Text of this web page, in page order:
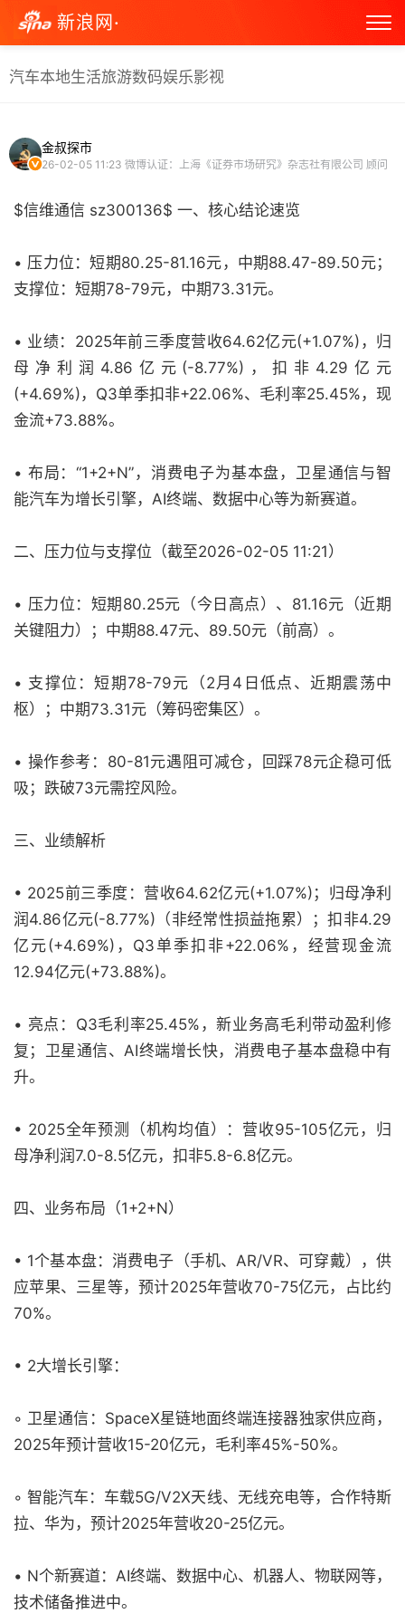
新浪网·
汽车本地生活旅游数码娱乐影视
金叔探市
26-02-05 11:23 微博认证：上海《证券市场研究》杂志社有限公司 顾问
$信维通信 sz300136$ 一、核心结论速览
• 压力位：短期80.25-81.16元，中期88.47-89.50元；
支撑位：短期78-79元，中期73.31元。
• 业绩：2025年前三季度营收64.62亿元(+1.07%)，归
母净利润4.86亿元(-8.77%)，扣非4.29亿元
(+4.69%)，Q3单季扣非+22.06%、毛利率25.45%，现
金流+73.88%。
• 布局：“1+2+N”，消费电子为基本盘，卫星通信与智
能汽车为增长引擎，AI终端、数据中心等为新赛道。
二、压力位与支撑位（截至2026-02-05 11:21）
• 压力位：短期80.25元（今日高点）、81.16元（近期
关键阻力）；中期88.47元、89.50元（前高）。
• 支撑位：短期78-79元（2月4日低点、近期震荡中
枢）；中期73.31元（筹码密集区）。
• 操作参考：80-81元遇阻可减仓，回踩78元企稳可低
吸；跌破73元需控风险。
三、业绩解析
• 2025前三季度：营收64.62亿元(+1.07%)；归母净利
润4.86亿元(-8.77%)（非经常性损益拖累）；扣非4.29
亿元(+4.69%)，Q3单季扣非+22.06%，经营现金流
12.94亿元(+73.88%)。
• 亮点：Q3毛利率25.45%，新业务高毛利带动盈利修
复；卫星通信、AI终端增长快，消费电子基本盘稳中有
升。
• 2025全年预测（机构均值）：营收95-105亿元，归
母净利润7.0-8.5亿元，扣非5.8-6.8亿元。
四、业务布局（1+2+N）
• 1个基本盘：消费电子（手机、AR/VR、可穿戴），供
应苹果、三星等，预计2025年营收70-75亿元，占比约
70%。
• 2大增长引擎：
◦ 卫星通信：SpaceX星链地面终端连接器独家供应商，
2025年预计营收15-20亿元，毛利率45%-50%。
◦ 智能汽车：车载5G/V2X天线、无线充电等，合作特斯
拉、华为，预计2025年营收20-25亿元。
• N个新赛道：AI终端、数据中心、机器人、物联网等，
技术储备推进中。